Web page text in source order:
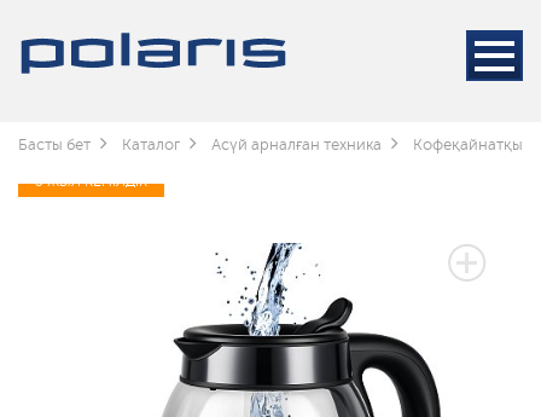
Басты бет Каталог Асүй арналған техника
3 ЖЫЛ КЕПІЛДІК